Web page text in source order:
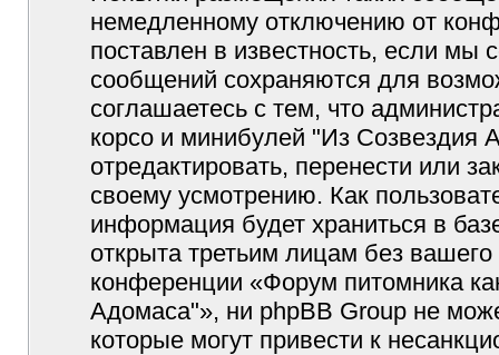
немедленному отключению от
поставлен в известность, если мы
сообщений сохраняются для
соглашаетесь с тем, что
корсо и минибулей "Из Созвездия
отредактировать, перенести или
своему усмотрению. Как
информация будет храниться в
открыта третьим лицам без
конференции «Форум питомника
Адомаса"», ни phpBB Group не
которые могут привести к